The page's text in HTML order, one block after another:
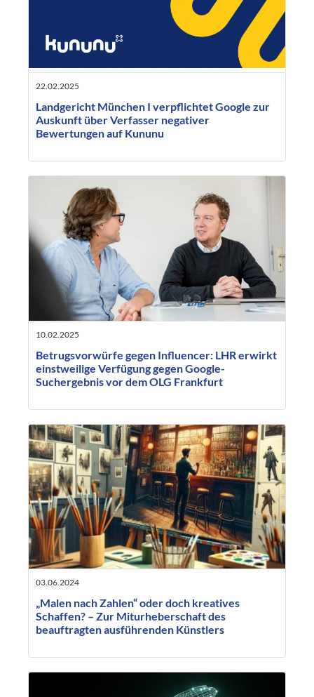
22.02.2025
Landgericht München I verpflichtet Google zur
Auskunft über Verfasser negativer
Bewertungen auf Kununu
10.02.2025
Betrugsvorwürfe gegen Influencer: LHR erwirkt
einstweilige Verfügung gegen Google-
Suchergebnis vor dem OLG Frankfurt
03.06.2024
„Malen nach Zahlen“ oder doch kreatives
Schaffen? – Zur Miturheberschaft des
beauftragten ausführenden Künstlers